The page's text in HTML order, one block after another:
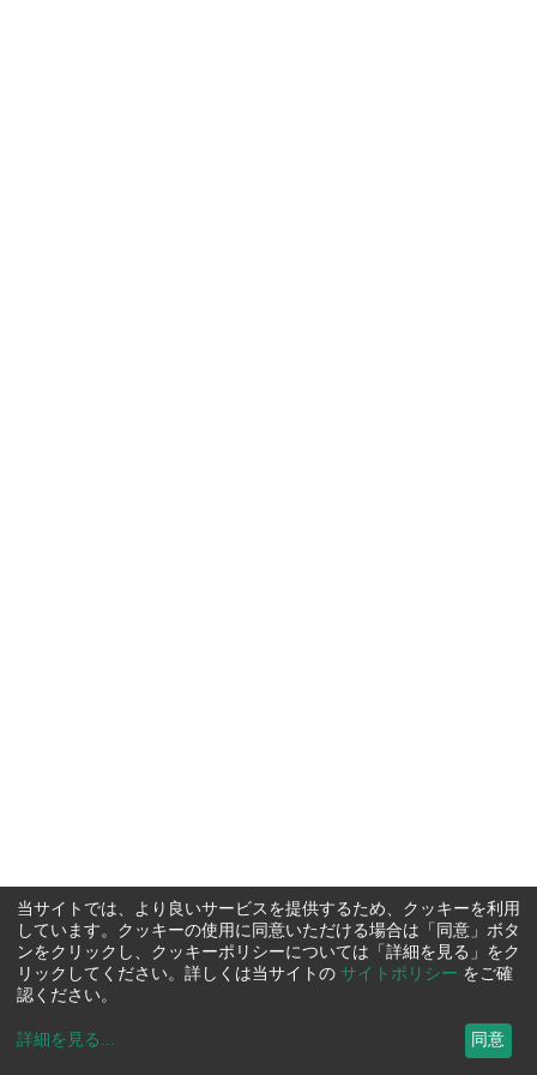
当サイトでは、より良いサービスを提供するため、クッキーを利用
しています。クッキーの使用に同意いただける場合は「同意」ボタ
ンをクリックし、クッキーポリシーについては「詳細を見る」をク
リックしてください。詳しくは当サイトの サイトポリシー をご確
認ください。
詳細を見る ... 同意